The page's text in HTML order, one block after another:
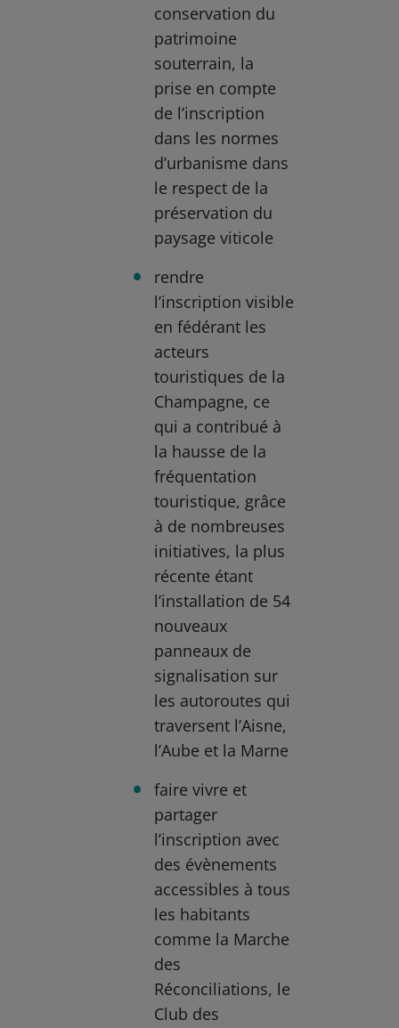
conservation du
patrimoine
souterrain, la
prise en compte
de l’inscription
dans les normes
d’urbanisme dans
le respect de la
préservation du
paysage viticole
rendre
l’inscription visible
en fédérant les
acteurs
touristiques de la
Champagne, ce
qui a contribué à
la hausse de la
fréquentation
touristique, grâce
à de nombreuses
initiatives, la plus
récente étant
l’installation de 54
nouveaux
panneaux de
signalisation sur
les autoroutes qui
traversent l’Aisne,
l’Aube et la Marne
faire vivre et
partager
l’inscription avec
des évènements
accessibles à tous
les habitants
comme la Marche
des
Réconciliations, le
Club des